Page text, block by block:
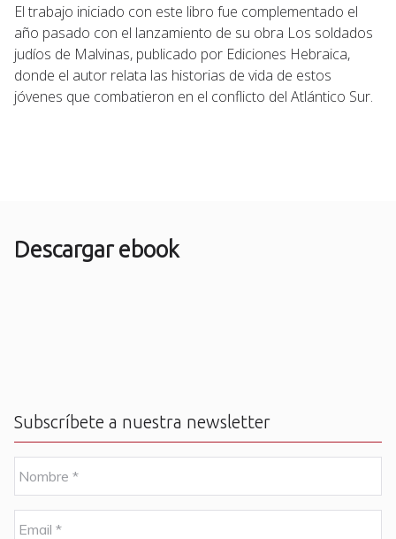
El trabajo iniciado con este libro fue complementado el
año pasado con el lanzamiento de su obra Los soldados
judíos de Malvinas, publicado por Ediciones Hebraica,
donde el autor relata las historias de vida de estos
jóvenes que combatieron en el conflicto del Atlántico Sur.
Descargar ebook
Subscríbete a nuestra newsletter
o
m